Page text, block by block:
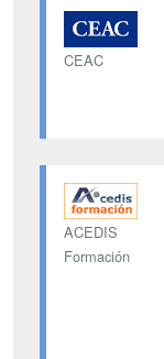
CEAC
ACEDIS
Formación